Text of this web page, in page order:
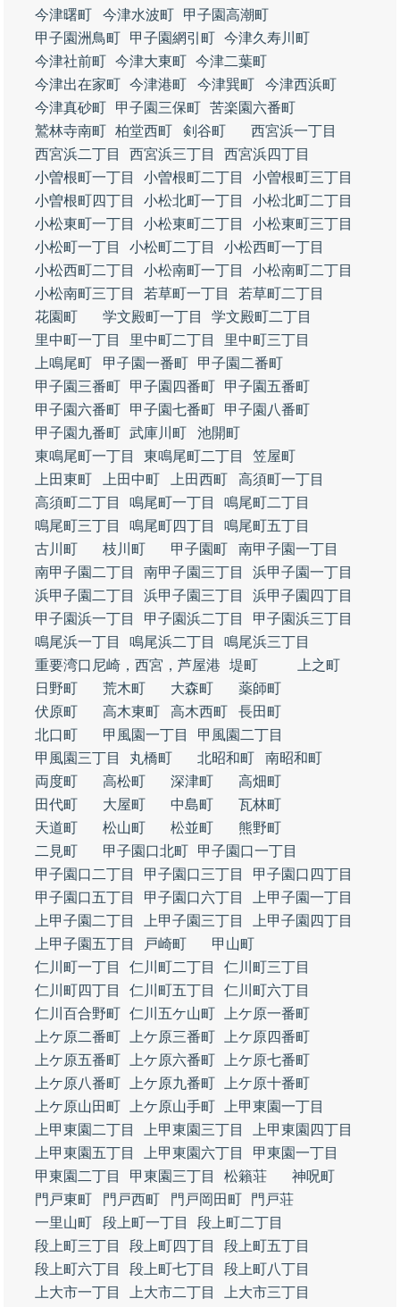
今津曙町
今津水波町
甲子園高潮町
甲子園洲鳥町
甲子園網引町 今津久寿川町
今津社前町 今津大東町 今津二葉町
今津出在家町 今津港町 今津巽町
今津西浜町
今津真砂町
甲子園三保町 苦楽園六番町
鷲林寺南町 柏堂西町 剣谷町
西宮浜一丁目
西宮浜二丁目
西宮浜三丁目
西宮浜四丁目
小曽根町一丁目
小曽根町二丁目
小曽根町三丁目
小曽根町四丁目
小松北町一丁目
小松北町二丁目
小松東町一丁目
小松東町二丁目
小松東町三丁目
小松町一丁目
小松町二丁目
小松西町一丁目
小松西町二丁目
小松南町一丁目
小松南町二丁目
小松南町三丁目
若草町一丁目
若草町二丁目
花園町
学文殿町一丁目
学文殿町二丁目
里中町一丁目
里中町二丁目
里中町三丁目
上鳴尾町
甲子園一番町
甲子園二番町
甲子園三番町
甲子園四番町
甲子園五番町
甲子園六番町
甲子園七番町
甲子園八番町
甲子園九番町 武庫川町
池開町
東鳴尾町一丁目
東鳴尾町二丁目
笠屋町
上田東町
上田中町 上田西町
高須町一丁目
高須町二丁目
鳴尾町一丁目
鳴尾町二丁目
鳴尾町三丁目
鳴尾町四丁目
鳴尾町五丁目
古川町
枝川町 甲子園町
南甲子園一丁目
南甲子園二丁目
南甲子園三丁目
浜甲子園一丁目
浜甲子園二丁目
浜甲子園三丁目
浜甲子園四丁目
甲子園浜一丁目
甲子園浜二丁目
甲子園浜三丁目
鳴尾浜一丁目
鳴尾浜二丁目
鳴尾浜三丁目
重要湾口尼崎，西宮，芦屋港
堤町
上之町
日野町
荒木町 大森町
薬師町
伏原町
高木東町 高木西町
長田町
北口町
甲風園一丁目
甲風園二丁目
甲風園三丁目
丸橋町 北昭和町
南昭和町
両度町
高松町 深津町
高畑町
田代町
大屋町 中島町
瓦林町
天道町
松山町 松並町
熊野町
二見町
甲子園口北町
甲子園口一丁目
甲子園口二丁目
甲子園口三丁目
甲子園口四丁目
甲子園口五丁目
甲子園口六丁目
上甲子園一丁目
上甲子園二丁目
上甲子園三丁目
上甲子園四丁目
上甲子園五丁目
戸崎町
甲山町
仁川町一丁目
仁川町二丁目
仁川町三丁目
仁川町四丁目
仁川町五丁目
仁川町六丁目
仁川百合野町 仁川五ケ山町
上ケ原一番町
上ケ原二番町
上ケ原三番町
上ケ原四番町
上ケ原五番町
上ケ原六番町
上ケ原七番町
上ケ原八番町
上ケ原九番町
上ケ原十番町
上ケ原山田町
上ケ原山手町
上甲東園一丁目
上甲東園二丁目
上甲東園三丁目
上甲東園四丁目
上甲東園五丁目
上甲東園六丁目
甲東園一丁目
甲東園二丁目
甲東園三丁目 松籟荘
神呪町
門戸東町
門戸西町 門戸岡田町
門戸荘
一里山町
段上町一丁目
段上町二丁目
段上町三丁目
段上町四丁目
段上町五丁目
段上町六丁目
段上町七丁目
段上町八丁目
上大市一丁目
上大市二丁目
上大市三丁目